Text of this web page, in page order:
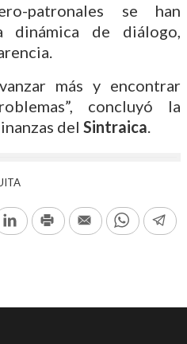
patronales se han
dinámica de diálogo,
más y encontrar
concluyó la
del Sintraica.
LinkedInPrint Email